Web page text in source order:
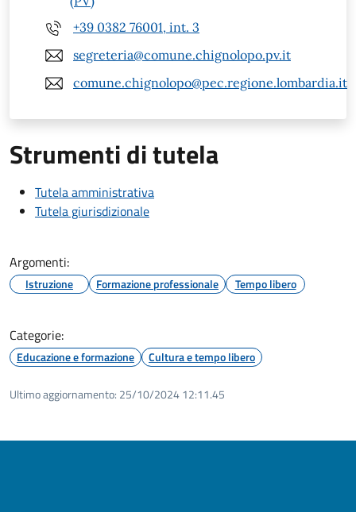
+39 0382 76001, int. 3
segreteria@comune.chignolopo.pv.it
comune.chignolopo@pec.regione.lombardia.it
Strumenti di tutela
Tutela amministrativa
Tutela giurisdizionale
Argomenti:
Istruzione Formazione professionale Tempo libero
Categorie:
Educazione e formazione Cultura e tempo libero
Ultimo aggiornamento: 25/10/2024 12:11.45